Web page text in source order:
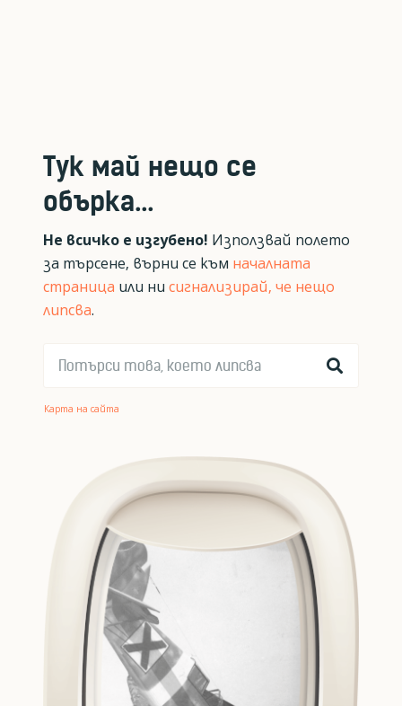
Тук май нещо се
обърка...
Не всичко е изгубено! Използвай полето
за търсене, върни се към началната
страница или ни сигнализирай, че нещо
липсва.
Карта на сайта